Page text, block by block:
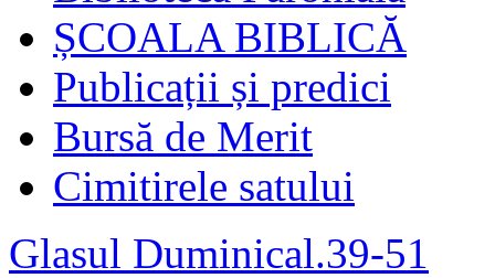
ȘCOALA BIBLICĂ
Publicații și predici
Bursă de Merit
Cimitirele satului
Glasul Duminical.39-51